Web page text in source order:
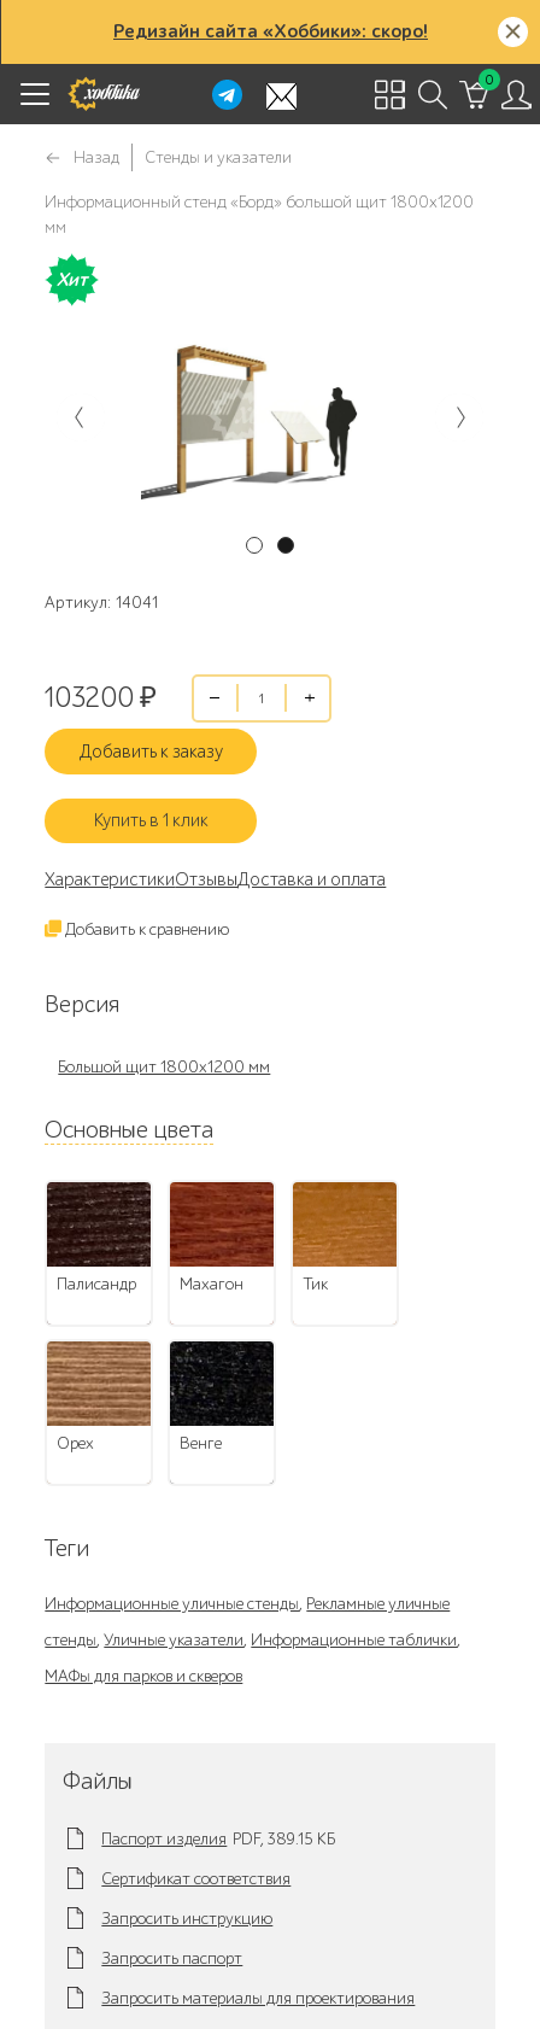
Редизайн сайта «Хоббики»: скоро!
0
Назад Стенды и указатели
Информационный стенд «Борд» большой щит 1800x1200
мм
Хит
Артикул: 14041
103200 ₽
Добавить к заказу
Купить в 1 клик
ХарактеристикиОтзывыДоставка и оплата
Добавить к сравнению
Версия
Большой щит 1800x1200 мм
Основные цвета
палисандр махагон тик
орех венге
Теги
Информационные уличные стенды, Рекламные уличные
стенды,Уличные указатели, Информационные таблички,
МАФы для парков и скверов
Файлы
Паспорт изделия PDF, 389.15 KБ
Сертификат соответствия
Запросить инструкцию
Запросить паспорт
Запросить материалы для проектирования